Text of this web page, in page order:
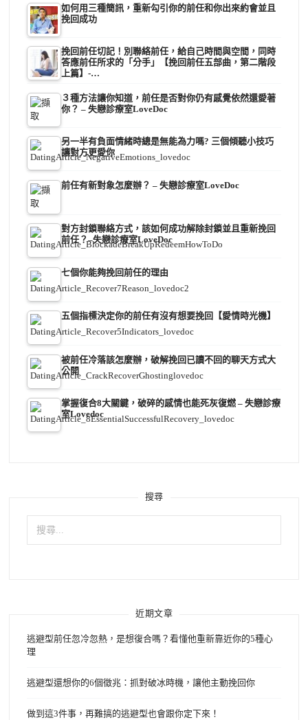
如何用三種簡訊，重新勾引你的前任和你出來約會並且
挽回成功
挽回前任切記！別聯絡前任，給自己時間與空間，同時
答應前任所求的「分手」【挽回前任五部曲，第二階段
上篇】-…
３種方法讓你知道，前任是否對你仍有感覺依然還愛著
你？ – 失戀診療室LoveDoc
另一半有負面情緒時總是無能為力嗎? 三個傾聽小技巧
讓對方更愛你
前任有新對象怎麼辦？ – 失戀診療室LoveDoc
對方封鎖聯絡方式，該如何成功解除封鎖並且重新挽回
前任？–失戀診療室LoveDoc
七個你能夠挽回前任的理由
五個指標決定你的前任有沒有想要挽回【愛情時光機】
被前任冷落該怎麼辦，破解挽回已讀不回的聊天方式大
公開
掌握復合8大關鍵，破碎的感情也能死灰復燃 – 失戀診療
室Lovedoc
搜尋
搜
鍵
近期文章
逃避型前任忽冷忽熱，是想復合嗎？看懂他重新靠近你的5種心
理
逃避型還想你的6個徵兆：抓對破冰時機，讓他主動挽回你
做到這3件事，再難搞的逃避型也會跟你定下來！